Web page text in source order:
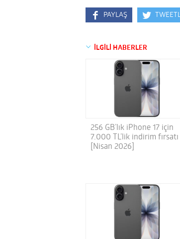
PAYLAŞ
İLGİLİ HABERLER
256 GB’lık iPhone 17 için
7.000 TL’lik indirim fırsatı
[Nisan 2026]